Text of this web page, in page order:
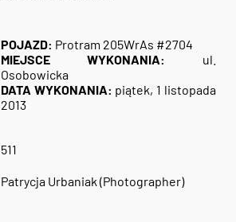
POJAZD: Protram 205WrAs #2704
MIEJSCE WYKONANIA:
ul.
Osobowicka
DATA WYKONANIA: piątek, 1 listopada
2013
511
Patrycja Urbaniak (Photographer)